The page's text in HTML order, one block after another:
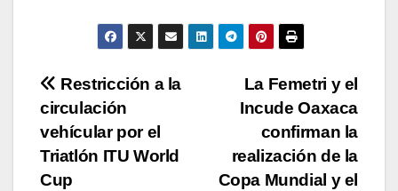
Navegación
de
entradas
La Femetri y el
Incude Oaxaca
confirman la
realización de la
Copa Mundial y el
Restricción a la
circulación
vehícular por el
Triatlón ITU World
Cup